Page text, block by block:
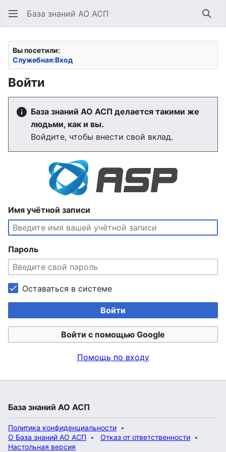
База знаний АО АСП
Вы посетили:
Служебная:Вход
Войти
База знаний АО АСП делается такими же
людьми, как и вы.
Войдите, чтобы внести свой вклад.
Имя учётной записи
Пароль
Оставаться в системе
Войти
Войти с помощью Google
Помощь по входу
База знаний АО АСП
Политика конфиденциальности
О База знаний АО АСП
Отказ от ответственности
Настольная версия